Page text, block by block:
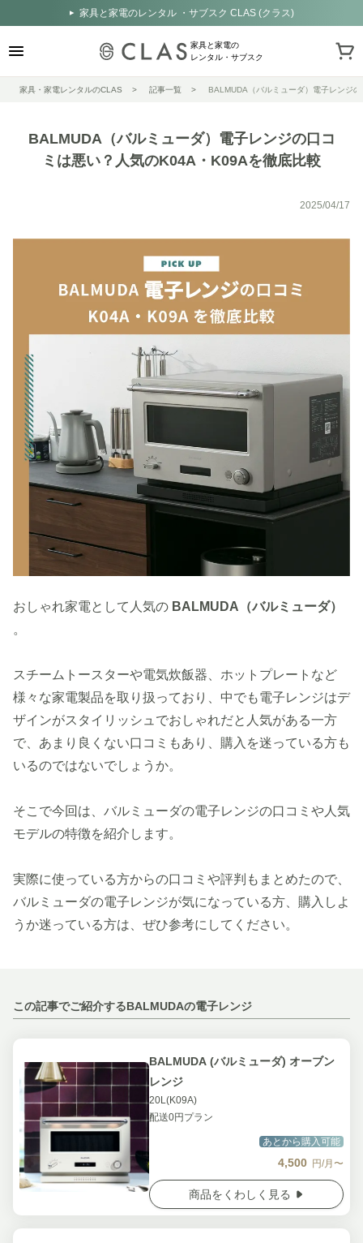
家具と家電のレンタル ・サブスク CLAS (クラス)
家具と家電の
レンタル・サブスク
家具・家電レンタルのCLAS 記事一覧 BALMUDA（バルミューダ）電子レンジ
BALMUDA（バルミューダ）電子レンジの口コ
ミは悪い？人気のK04A・K09Aを徹底比較
2025/04/17
おしゃれ家電として人気の BALMUDA（バルミューダ）
。
スチームトースターや電気炊飯器、ホットプレートなど
様々な家電製品を取り扱っており、中でも電子レンジはデ
ザインがスタイリッシュでおしゃれだと人気がある一方
で、あまり良くない口コミもあり、購入を迷っている方も
いるのではないでしょうか。
そこで今回は、バルミューダの電子レンジの口コミや人気
モデルの特徴を紹介します。
実際に使っている方からの口コミや評判もまとめたので、
バルミューダの電子レンジが気になっている方、購入しよ
うか迷っている方は、ぜひ参考にしてください。
この記事でご紹介するBALMUDAの電子レンジ
BALMUDA (バルミューダ) オーブン
レンジ
20L(K09A)
配送0円プラン
あとから購入可能
4,500 円/月〜
商品をくわしく見る